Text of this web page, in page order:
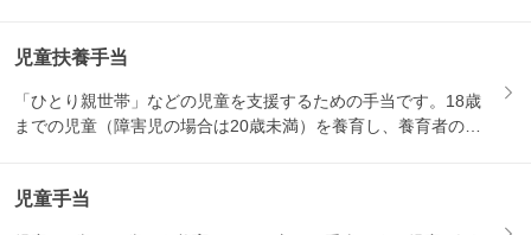
児童扶養手当
「ひとり親世帯」などの児童を支援するための手当です。18歳
までの児童（障害児の場合は20歳未満）を養育し、養育者の所
児童手当